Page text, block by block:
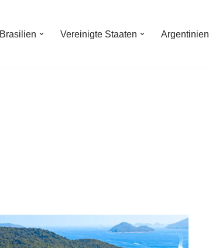
Brasilien Vereinigte Staaten Argentinien